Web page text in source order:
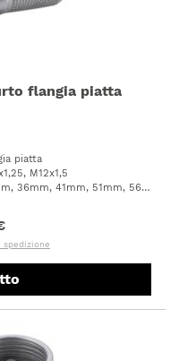
flangia piatta
piatta
M12x1,5
34mm, 36mm, 41mm, 51mm, 56mm, 61mm, 44mm
spedizione